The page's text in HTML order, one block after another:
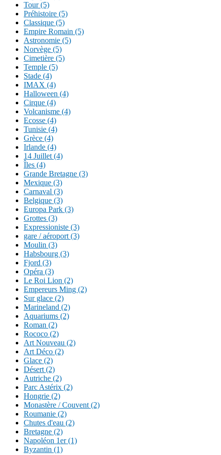
Tour (5)
Préhistoire (5)
Classique (5)
Empire Romain (5)
Astronomie (5)
Norvège (5)
Cimetière (5)
Temple (5)
Stade (4)
IMAX (4)
Halloween (4)
Cirque (4)
Volcanisme (4)
Ecosse (4)
Tunisie (4)
Grèce (4)
Irlande (4)
14 Juillet (4)
Îles (4)
Grande Bretagne (3)
Mexique (3)
Carnaval (3)
Belgique (3)
Europa Park (3)
Grottes (3)
Expressioniste (3)
gare / aéroport (3)
Moulin (3)
Habsbourg (3)
Fjord (3)
Opéra (3)
Le Roi Lion (2)
Empereurs Ming (2)
Sur glace (2)
Marineland (2)
Aquariums (2)
Roman (2)
Rococo (2)
Art Nouveau (2)
Art Déco (2)
Glace (2)
Désert (2)
Autriche (2)
Parc Astérix (2)
Hongrie (2)
Monastère / Couvent (2)
Roumanie (2)
Chutes d'eau (2)
Bretagne (2)
Napoléon 1er (1)
Byzantin (1)